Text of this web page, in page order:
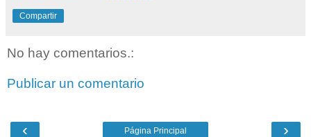
Compartir
No hay comentarios.:
Publicar un comentario
‹ ›
Página Principal